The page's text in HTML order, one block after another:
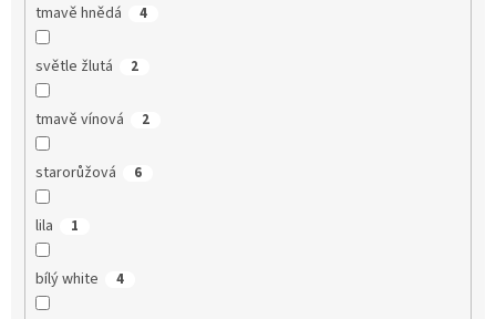
tmavě hnědá 4
světle žlutá 2
tmavě vínová 2
starorůžová 6
lila 1
bílý white 4